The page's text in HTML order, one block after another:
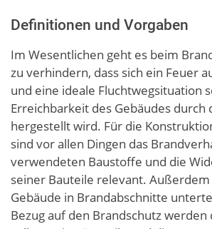
Definitionen und Vorgaben
Im Wesentlichen geht es beim
zu verhindern, dass sich ein Feuer
und eine ideale Fluchtwegsituation
Erreichbarkeit des Gebäudes durch
hergestellt wird. Für die
sind vor allen Dingen das
verwendeten Baustoffe und die
seiner Bauteile relevant.
Gebäude in Brandabschnitte
Bezug auf den Brandschutz werden